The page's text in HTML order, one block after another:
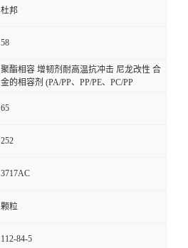
杜邦
58
聚酯相容 增韧剂耐高温抗冲击 尼龙改性 合
金的相容剂 (PA/PP、PP/PE、PC/PP
65
252
3717AC
颗粒
112-84-5